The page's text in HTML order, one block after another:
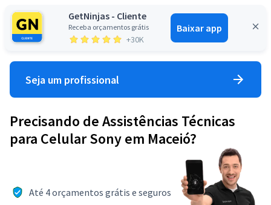
GetNinjas - Cliente
Receba orçamentos grátis
+30K
Baixar app
Entrar
Seja um profissional
Precisando de Assistências Técnicas
para Celular Sony em Maceió?
Até 4 orçamentos grátis e seguros